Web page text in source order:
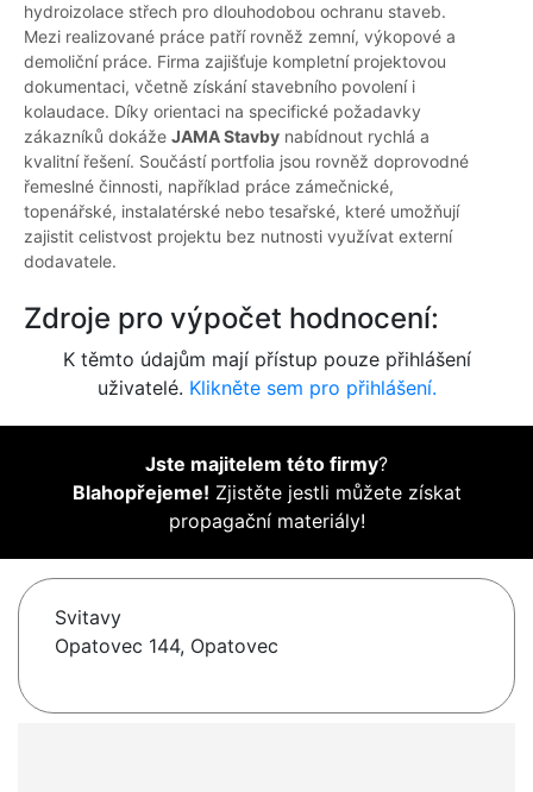
hydroizolace střech pro dlouhodobou ochranu staveb.
Mezi realizované práce patří rovněž zemní, výkopové a
demoliční práce. Firma zajišťuje kompletní projektovou
dokumentaci, včetně získání stavebního povolení i
kolaudace. Díky orientaci na specifické požadavky
zákazníků dokáže JAMA Stavby nabídnout rychlá a
kvalitní řešení. Součástí portfolia jsou rovněž doprovodné
řemeslné činnosti, například práce zámečnické,
topenářské, instalatérské nebo tesařské, které umožňují
zajistit celistvost projektu bez nutnosti využívat externí
dodavatele.
Zdroje pro výpočet hodnocení:
K těmto údajům mají přístup pouze přihlášení
uživatelé. Klikněte sem pro přihlášení.
Jste majitelem této firmy?
Blahopřejeme! Zjistěte jestli můžete získat
propagační materiály!
Svitavy
Opatovec 144, Opatovec